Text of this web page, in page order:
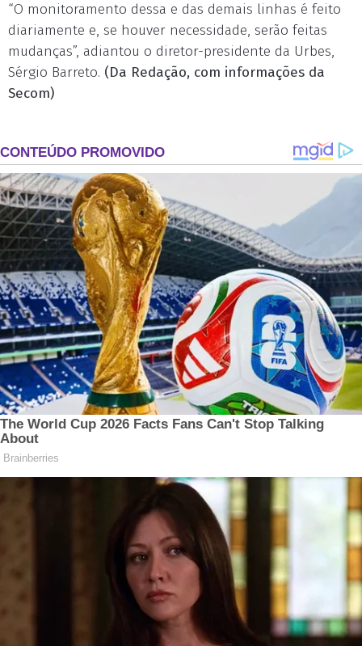
“O monitoramento dessa e das demais linhas é feito
diariamente e, se houver necessidade, serão feitas
mudanças”, adiantou o diretor-presidente da Urbes,
Sérgio Barreto. (Da Redação, com informações da
Secom)